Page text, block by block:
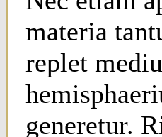
materia
replet
generetur.